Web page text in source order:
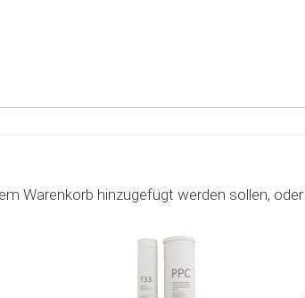
Warenkorb hinzugefügt werden sollen, oder